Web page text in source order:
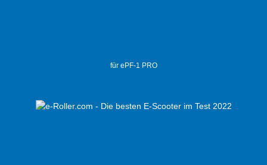
für ePF-1 PRO